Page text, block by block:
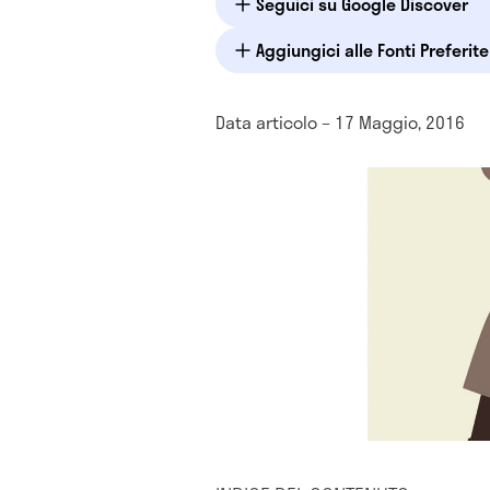
Aggiungici alle Fonti
Data articolo – 17 Maggio, 2016